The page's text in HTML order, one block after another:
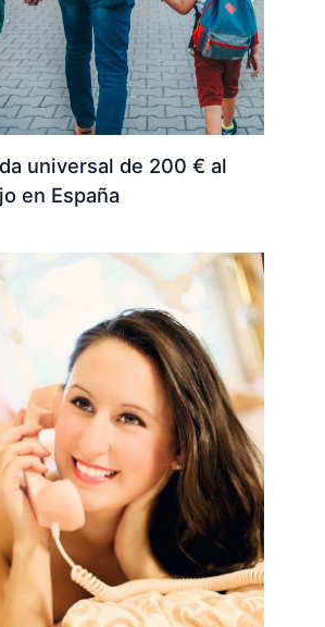
universal de 200 € al
en España